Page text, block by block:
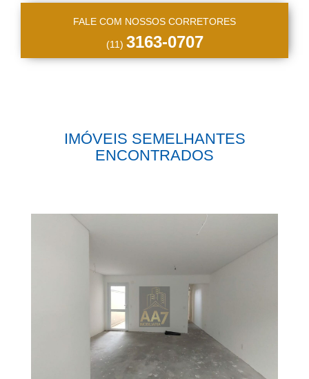
FALE COM NOSSOS CORRETORES
(11) 3163-0707
IMÓVEIS SEMELHANTES
ENCONTRADOS